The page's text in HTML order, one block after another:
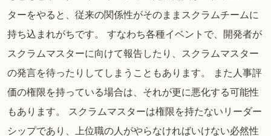
ターをやると、従来の関係性がそのままスクラムチームに
持ち込まれがちです。 すなわち各種イベントで、開発者が
スクラムマスターに向けて報告したり、スクラムマスター
の発言を待ったりしてしまうこともあります。 また人事評
価の権限を持っている場合は、それが更に悪化する可能性
もあります。 スクラムマスターは権限を持たないリーダー
シップであり、上位職の人がやらなければいけない必然性